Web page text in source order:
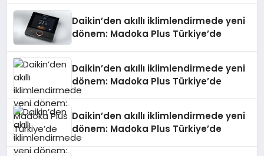
Daikin’den akıllı iklimlendirmede yeni
dönem: Madoka Plus Türkiye’de
Daikin’den akıllı iklimlendirmede yeni
dönem: Madoka Plus Türkiye’de
Daikin’den akıllı iklimlendirmede yeni
dönem: Madoka Plus Türkiye’de